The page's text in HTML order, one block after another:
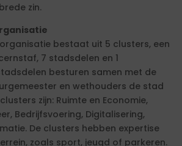
zin.
bestaat uit 5 clusters, een
7 stadsdelen en 1
besturen samen met de
en wethouders de stad
zijn: Ruimte en Economie,
Bedrijfsvoering, Digitalisering,
De clusters hebben expertise
zoals sport, jeugd of parkeren.